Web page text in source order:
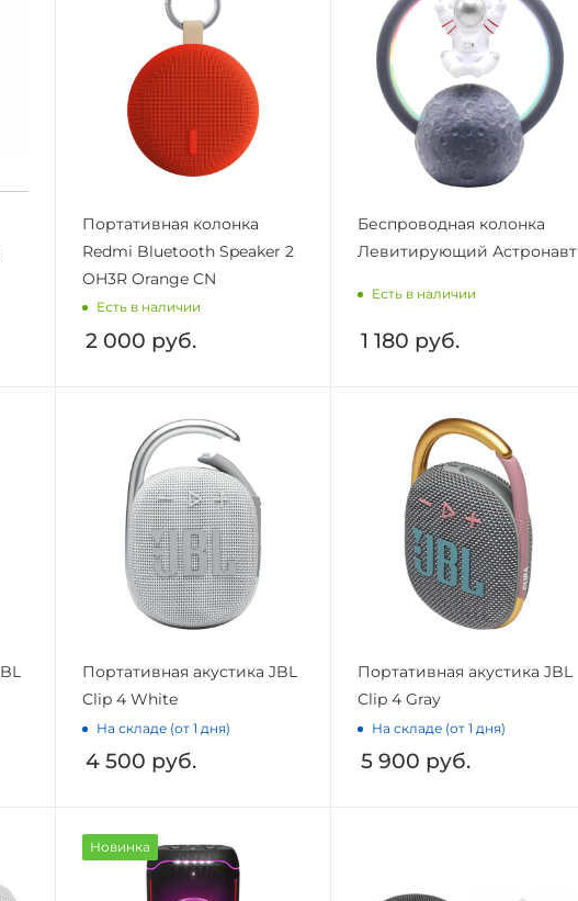
Портативная колонка
Redmi Bluetooth Speaker 2
OH3R Orange CN
Есть в наличии
2 000 руб.
Беспроводная колонка
Левитирующий Астронавт
Есть в наличии
1 180 руб.
Портативная акустика JBL
Clip 4 White
На складе (от 1 дня)
4 500 руб.
Портативная акустика JBL
Clip 4 Gray
На складе (от 1 дня)
5 900 руб.
Новинка